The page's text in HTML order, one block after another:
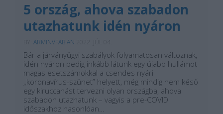
5 ország, ahova szabadon
utazhatunk idén nyáron
ARMINVFABIAN
Bár a járványügyi szabályok folyamatosan változnak,
idén nyáron pedig inkább látunk egy újabb hullámot
magas esetszámokkal a csendes nyári
„koronavírus-szünet” helyett, még mindig nem késő
egy kiruccanást tervezni olyan országba, ahova
szabadon utazhatunk – vagyis a pre-COVID
időszakhoz hasonlóan…